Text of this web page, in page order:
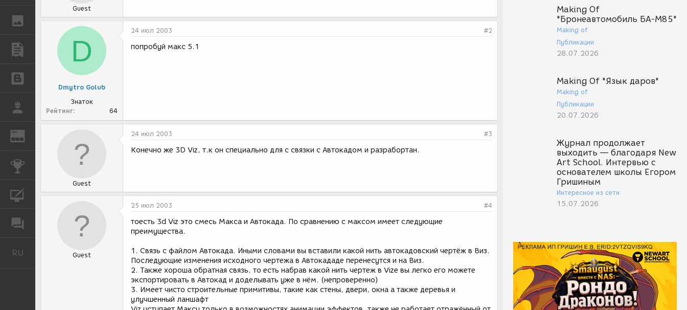
ГАЛЕРЕЯ
ПУБЛИКАЦИИ
РАБОТА
REN
КУРСЫ
RU
Making Of
"Бронеавтомобиль БА-М85"
Making of
Публикации
28.07.2026
Making Of "Язык даров"
Making of
Публикации
20.07.2026
Журнал продолжает
выходить — благодаря New
Art School. Интервью с
основателем школы Егором
Гришиным
Интересное из сети
15.07.2026
Guest
D
Dmytro Golub
Знаток
Рейтинг
64
24 июл 2003 #2
попробуй макс 5.1
Guest
24 июл 2003 #3
Конечно же 3D Viz, т.к он специально для с связки с Автокадом и разрабортан.
Guest
25 июл 2003 #4
тоесть 3d Viz это смесь Макса и Автокада. По сравнению с максом имеет следующие
преимущества.
1. Связь с файлом Автокада. Иными словами вы вставили какой нить автокадовский чертёж в Виз.
Последующие изменения исходного чертежа в Автокададе перенесутся и на Виз.
2. Также хороша обратная связь, то есть набрав какой нить чертеж в Vize вы легко его можете
экспортировать в Автокад и доделывать уже в нём. (непроверенно)
3. Имеет чисто строительные примитивы, такие как стены, двери, окна а также деревья и
улучшенный ланшафт